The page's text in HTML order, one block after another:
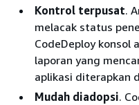
Kontrol terpusat.
melacak status
CodeDeploy konsol
laporan yang
aplikasi diterapkan
Mudah diadopsi.